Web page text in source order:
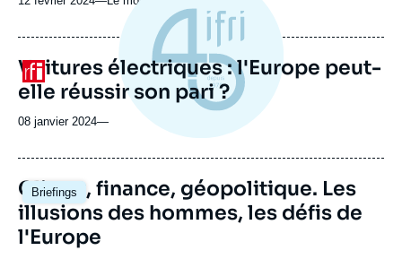
journal,
ou
émission
Logo
Voitures électriques : l'Europe peut-
elle réussir son pari ?
08 janvier 2024—
Briefings
Image
principale
Climat, finance, géopolitique. Les
illusions des hommes, les défis de
l'Europe